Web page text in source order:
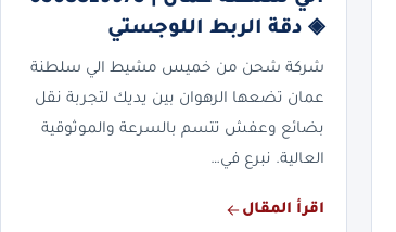
◈ دقة الربط اللوجستي
شركة شحن من خميس مشيط الي سلطنة
عمان تضعها الرهوان بين يديك لتجربة نقل
بضائع وعفش تتسم بالسرعة والموثوقية
العالية. نبرع في…
اقرأ المقال